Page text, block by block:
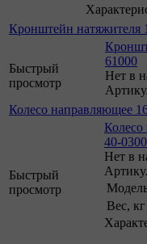
Кронштейн натяжителя
Быстрый
просмотр
61000
Нет в
Колесо направляющее
Быстрый
просмотр
40-
Нет в
Вес, кг